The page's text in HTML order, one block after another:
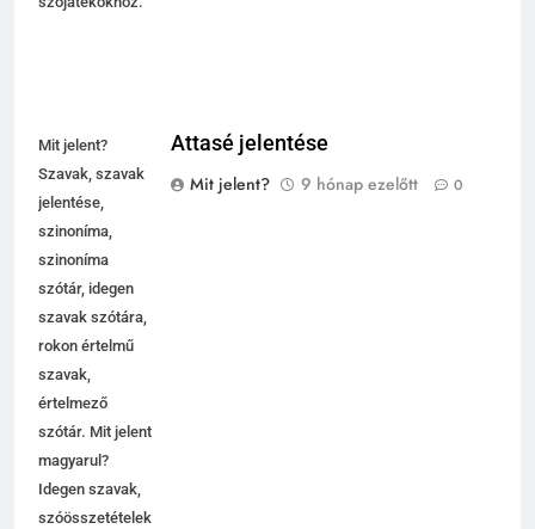
Mit jelent?
Szavak, szavak
jelentése,
szinoníma,
szinoníma
szótár, idegen
szavak szótára,
rokon értelmű
szavak,
értelmező
szótár. Mit jelent
magyarul?
Idegen szavak,
szóösszetételek
Attasé jelentése
Mit jelent?
9 hónap ezelőtt 0